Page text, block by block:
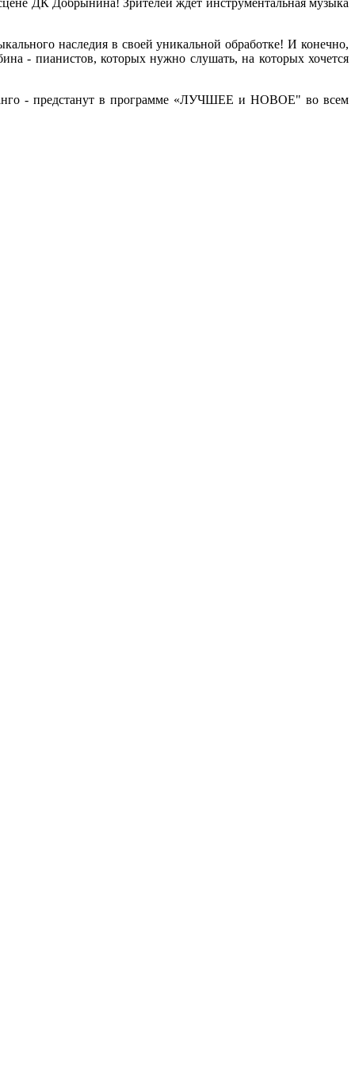
наследия в своей уникальной обработке! И конечно,
- пианистов, которых нужно слушать, на которых хочется
- предстанут в программе «ЛУЧШЕЕ и НОВОЕ" во всем